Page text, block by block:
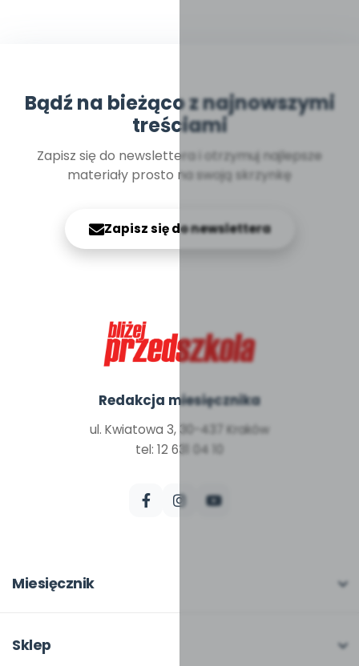
Bądź na bieżąco z najnowszymi
treściami
Zapisz się do newslettera i otrzymuj najlepsze
materiały prosto na swoją skrzynkę
Zapisz się do newslettera
Redakcja miesięcznika
ul. Kwiatowa 3, 30-437 Kraków
tel: 12 631 04 10
Miesięcznik
W numerze
Sklep